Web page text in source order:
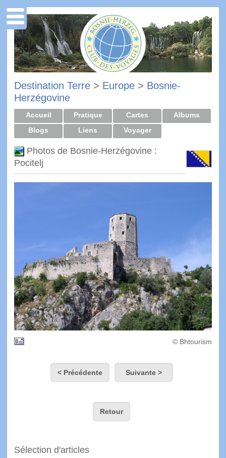
Destination Terre > Europe > Bosnie-
Herzégovine
Accueil Pratique Cartes
Albums
Blogs
Liens Voyager
Photos de Bosnie-Herzégovine :
Pocitelj
© Bhtourism
< Précédente Suivante >
Retour
Sélection d'articles